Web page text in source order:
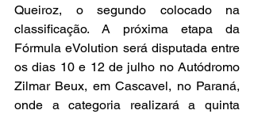
Queiroz, o segundo colocado na
classificação. A próxima etapa da
Fórmula eVolution será disputada entre
os dias 10 e 12 de julho no Autódromo
Zilmar Beux, em Cascavel, no Paraná,
onde a categoria realizará a quinta